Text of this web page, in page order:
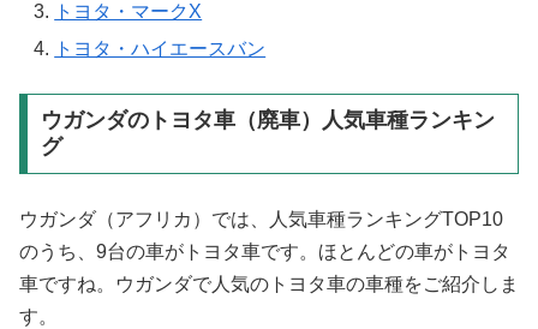
トヨタ・マークX
トヨタ・ハイエースバン
ウガンダのトヨタ車（廃車）人気車種ランキン
グ
ウガンダ（アフリカ）では、人気車種ランキングTOP10
のうち、9台の車がトヨタ車です。ほとんどの車がトヨタ
車ですね。ウガンダで人気のトヨタ車の車種をご紹介しま
す。